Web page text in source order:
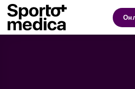
Skip
content